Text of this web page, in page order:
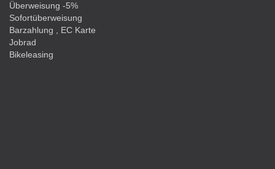
Überweisung -5%
Sofortüberweisung
Barzahlung , EC Karte
Jobrad
Bikeleasing